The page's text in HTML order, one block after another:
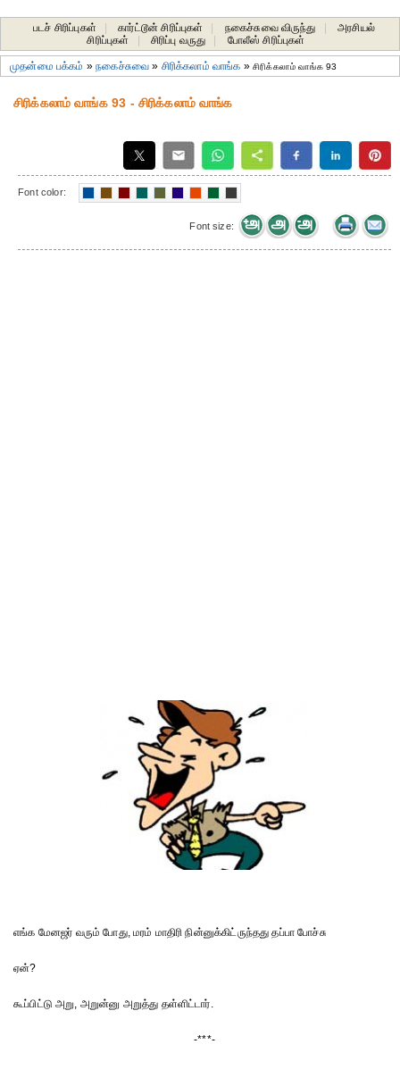
படச் சிரிப்புகள் கார்ட்டூன் சிரிப்புகள் நகைச்சுவை விருந்து
அரசியல்
சிரிப்புகள்
சிரிப்பு வருது போலீஸ் சிரிப்புகள்
முதன்மை பக்கம் »நகைச்சுவை » சிரிக்கலாம் வாங்க » சிரிக்கலாம் வாங்க 93
சிரிக்கலாம் வாங்க 93 - சிரிக்கலாம் வாங்க
Font color:
Font size:
எங்க மேனஜர் வரும் போது, மரம் மாதிரி நின்னுக்கிட்ருந்தது தப்பா போச்சு
ஏன்?
கூப்பிட்டு அறு, அறுன்னு அறுத்து தள்ளிட்டார்.
-***-